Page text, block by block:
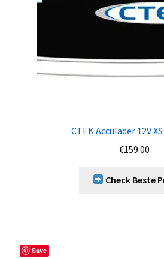
CTEK Acculader 12V
€159.00
Check Beste
Save